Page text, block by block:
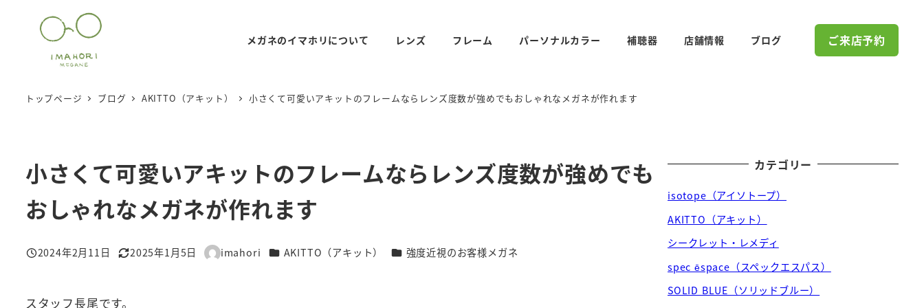
メガネのイマホリについて レンズ フレーム パーソナルカラー 補聴器 店舗情報 ブログ ご来店予約
トップページ ブログ AKITTO（アキット） 小さくて可愛いアキットのフレームならレンズ度数が強めでもおしゃれなメガネが作れます
小さくて可愛いアキットのフレームならレンズ度数が強めでも
おしゃれなメガネが作れます
投稿日
2024年2月11日
更新日
2025年1月5日
著
imahori カテゴリー
AKITTO（アキット） カテゴリー
強度近視のお客様メガネ
スタッフ長尾です。
カテゴリー
isotope（アイソトープ）
AKITTO（アキット）
シークレット・レメディ
spec ēspace（スペックエスパス）
SOLID BLUE（ソリッドブルー）